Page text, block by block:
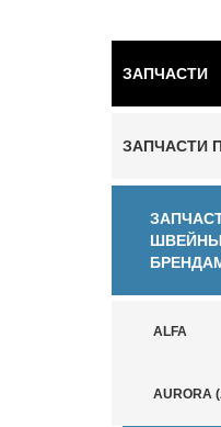
ЗАПЧАСТИ
ЗАПЧАСТИ
ALFA
AURORA